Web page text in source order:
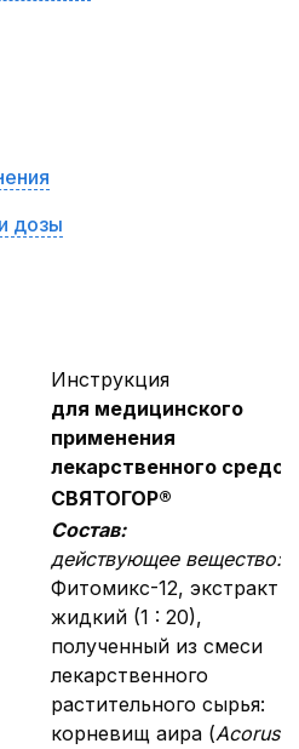
дозы
Инструкция
для медицинского
применения
лекарственного
СВЯТОГОР®
Состав:
действующее вещество:
Фитомикс-12, экстракт
жидкий (1 : 20),
полученный из смеси
лекарственного
растительного сырья:
корневищ аира (Acorus